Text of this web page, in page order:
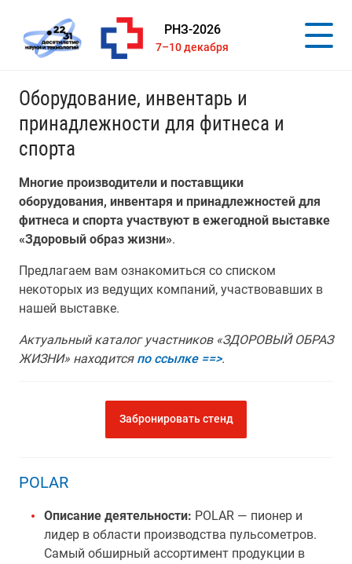
РНЗ-2026
7–10 декабря
Оборудование, инвентарь и
принадлежности для фитнеса и
спорта
Многие производители и поставщики
оборудования, инвентаря и принадлежностей для
фитнеса и спорта участвуют в ежегодной выставке
«Здоровый образ жизни».
Предлагаем вам ознакомиться со списком
некоторых из ведущих компаний, участвовавших в
нашей выставке.
Актуальный каталог участников «ЗДОРОВЫЙ ОБРАЗ
ЖИЗНИ» находится по ссылке ==>.
Забронировать стенд
POLAR
Описание деятельности: POLAR — пионер и
лидер в области производства пульсометров.
Cамый обширный ассортимент продукции в